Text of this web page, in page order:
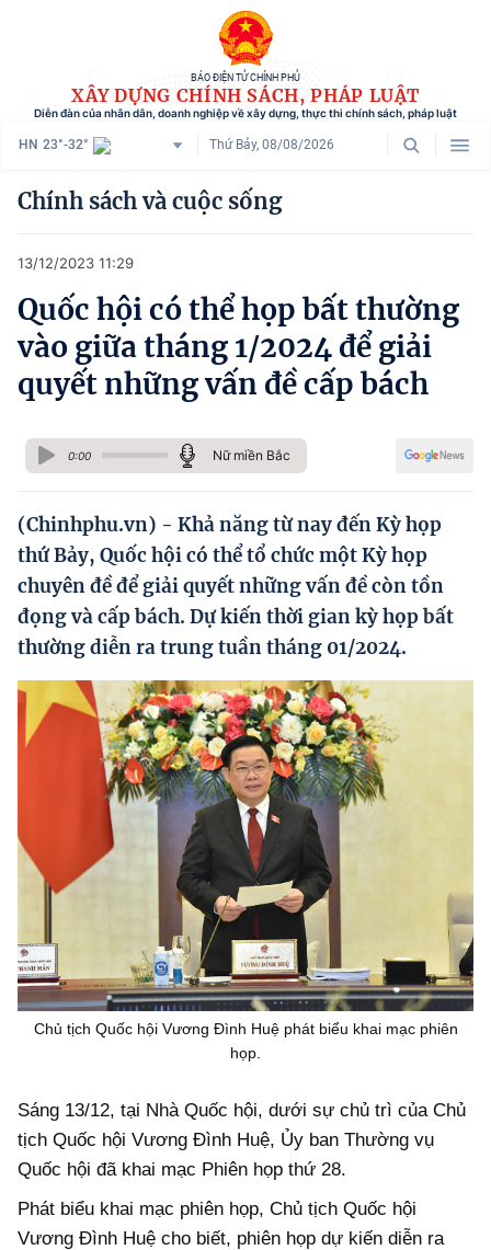
BÁO ĐIỆN TỬ CHÍNH PHỦ
XÂY DỰNG CHÍNH SÁCH, PHÁP LUẬT
Diễn đàn của nhân dân, doanh nghiệp về xây dựng, thực thi chính sách, pháp luật
HN 23°-32° Thứ Bảy, 08/08/2026
Danh mục
Tham vấn chính sách
Người dân góp ý
Chính sách và cuộc sống
Phát triển kinh tế tư nhân và doanh nghiệp dân tộc
Ocop và chuỗi giá trị Nông sản
Kinh tế tư nhân
Doanh nghiệp dân tộc
Khác
Chính sách và cuộc sống
13/12/2023 11:29
Quốc hội có thể họp bất thường
vào giữa tháng 1/2024 để giải
quyết những vấn đề cấp bách
0:00 Nữ miền Bắc
(Chinhphu.vn) - Khả năng từ nay đến Kỳ họp
thứ Bảy, Quốc hội có thể tổ chức một Kỳ họp
chuyên đề để giải quyết những vấn đề còn tồn
đọng và cấp bách. Dự kiến thời gian kỳ họp bất
thường diễn ra trung tuần tháng 01/2024.
Chủ tịch Quốc hội Vương Đình Huệ phát biểu khai mạc phiên
họp.
Sáng 13/12, tại Nhà Quốc hội, dưới sự chủ trì của Chủ
tịch Quốc hội Vương Đình Huệ, Ủy ban Thường vụ
Quốc hội đã khai mạc Phiên họp thứ 28.
Phát biểu khai mạc phiên họp, Chủ tịch Quốc hội
Vương Đình Huệ cho biết, phiên họp dự kiến diễn ra